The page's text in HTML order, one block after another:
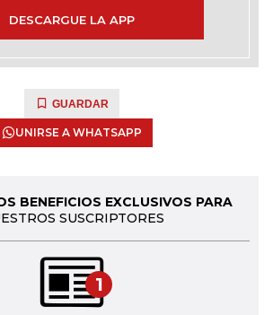
DESCARGUE LA APP
GUARDAR
UNIRSE A WHATSAPP
BENEFICIOS EXCLUSIVOS PARA
SUSCRIPTORES
1